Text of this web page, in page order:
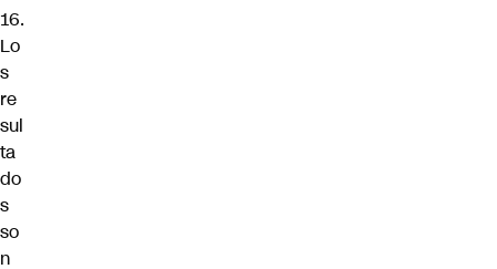
16.
Lo
s
re
sul
ta
do
s
so
n